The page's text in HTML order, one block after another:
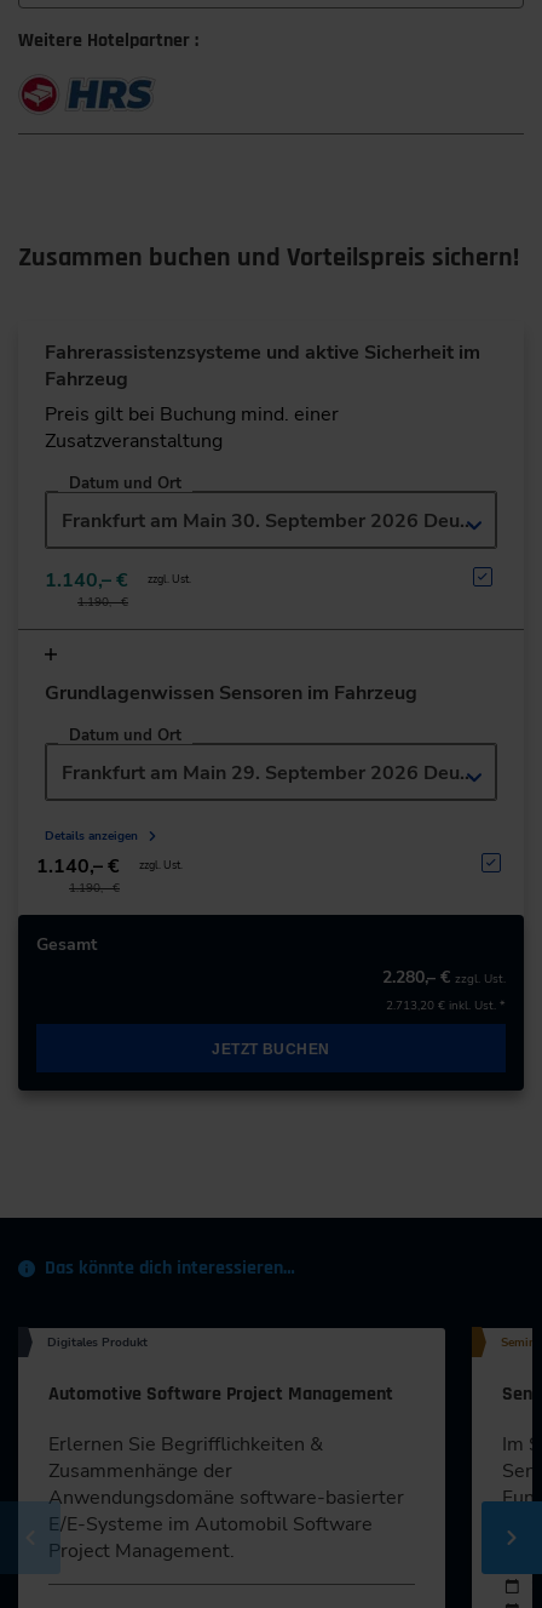
Weitere Hotelpartner :
Zusammen buchen und Vorteilspreis sichern!
Fahrerassistenzsysteme und aktive Sicherheit im
Fahrzeug
Preis gilt bei Buchung mind. einer
Zusatzveranstaltung
Frankfurt am Main 30. September 2026 Deutsch
Datum und Ort
1.140,– €
1.190,– €
zzgl. Ust.
Grundlagenwissen Sensoren im Fahrzeug
Frankfurt am Main 29. September 2026 Deutsch
Datum und Ort
Details anzeigen
1.140,– €
1.190,– €
zzgl. Ust.
Gesamt
2.280,– € zzgl. Ust.
2.713,20 € inkl. Ust. *
JETZT BUCHEN
Das könnte dich interessieren…
Digitales Produkt
Automotive Software Project Management
Erlernen Sie Begrifflichkeiten &
Zusammenhänge der
Anwendungsdomäne software-basierter
E/E-Systeme im Automobil Software
Project Management.
Im